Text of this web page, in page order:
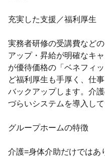
充実した支援／福利厚生
実務者研修の受講費など
アップ・昇給が明確なキ
が優待価格の「ベネフィ
ど福利厚生も手厚く、仕
バックアップします。介
づらいシステムを導入して
グループホームの特徴
介護=身体介助だけではあ